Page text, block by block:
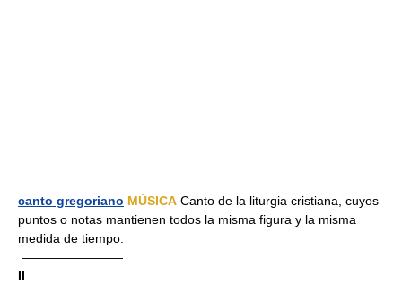
canto gregoriano MÚSICA Canto de la liturgia cristiana, cuyos
puntos o notas mantienen todos la misma figura y la misma
medida de tiempo.
————————
II